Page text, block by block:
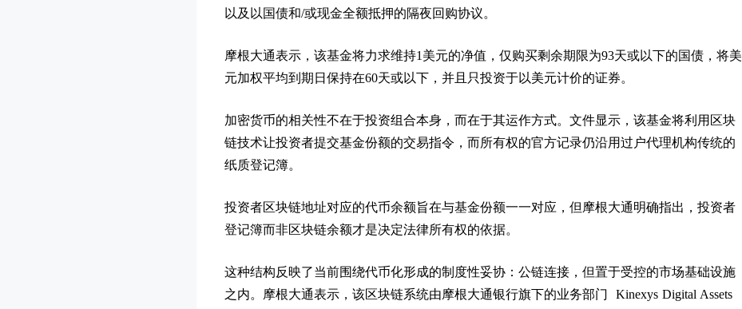
以及以国债和/或现金全额抵押的隔夜回购协议。
摩根大通表示，该基金将力求维持1美元的净值，仅购买剩余期限为93天或以下的国债，将美
元加权平均到期日保持在60天或以下，并且只投资于以美元计价的证券。
加密货币的相关性不在于投资组合本身，而在于其运作方式。文件显示，该基金将利用区块
链技术让投资者提交基金份额的交易指令，而所有权的官方记录仍沿用过户代理机构传统的
纸质登记簿。
投资者区块链地址对应的代币余额旨在与基金份额一一对应，但摩根大通明确指出，投资者
登记簿而非区块链余额才是决定法律所有权的依据。
这种结构反映了当前围绕代币化形成的制度性妥协：公链连接，但置于受控的市场基础设施
之内。摩根大通表示，该区块链系统由摩根大通银行旗下的业务部门 Kinexys Digital Assets